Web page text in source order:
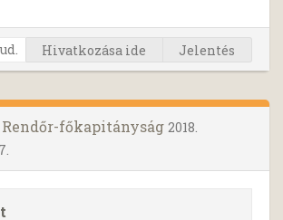
Hivatkozása ide Jelentés
Rendőr-főkapitányság 2018.